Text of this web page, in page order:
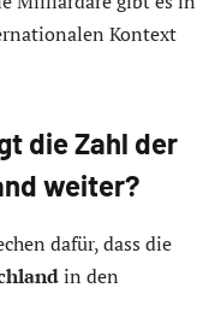
Kontext
die Zahl der
weiter?
dafür, dass die
in den